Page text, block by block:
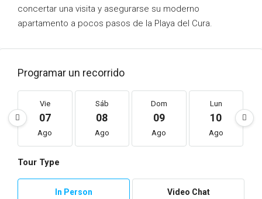
concertar una visita y asegurarse su moderno
apartamento a pocos pasos de la Playa del Cura.
Programar un recorrido
Vie
07
Ago
Sáb
08
Ago
Dom
09
Ago
Lun
10
Ago
Tour Type
In Person Video Chat